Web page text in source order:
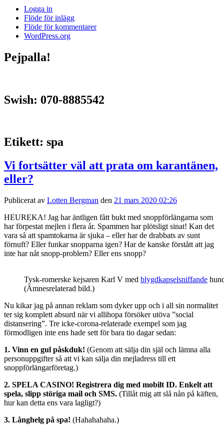
Logga in
Flöde för inlägg
Flöde för kommentarer
WordPress.org
Pejpalla!
Swish: 070-8885542
Etikett: spa
Vi fortsätter väl att prata om karantänen,
eller?
Publicerat av Lotten Bergman den 21 mars 2020 02:26
HEUREKA! Jag har äntligen fått bukt med snoppförlängarna som
har förpestat mejlen i flera år. Spammen har plötsligt sinat! Kan det
vara så att spamtokarna är sjuka – eller har de drabbats av sunt
förnuft? Eller funkar snopparna igen? Har de kanske förstått att jag
inte har nåt snopp-problem? Eller ens snopp?
Tysk-romerske kejsaren Karl V med blygdkapselsniffande
(Ämnesrelaterad bild.)
Nu kikar jag på annan reklam som dyker upp och i all sin normalitet
ter sig komplett absurd när vi allihopa försöker utöva ”social
distansering”. Tre icke-corona-relaterade exempel som jag
förmodligen inte ens hade sett för bara tio dagar sedan:
1. Vinn en gul påskduk! (Genom att sälja din själ och lämna alla
personuppgifter så att vi kan sälja din mejladress till ett
snoppförlängarföretag.)
2. SPELA CASINO! Registrera dig med mobilt ID. Enkelt att
spela, slipp störiga mail och SMS. (Tillåt mig att slå nån på käften,
hur kan detta ens vara lagligt?)
3. Långhelg på spa! (Hahahahaha.)